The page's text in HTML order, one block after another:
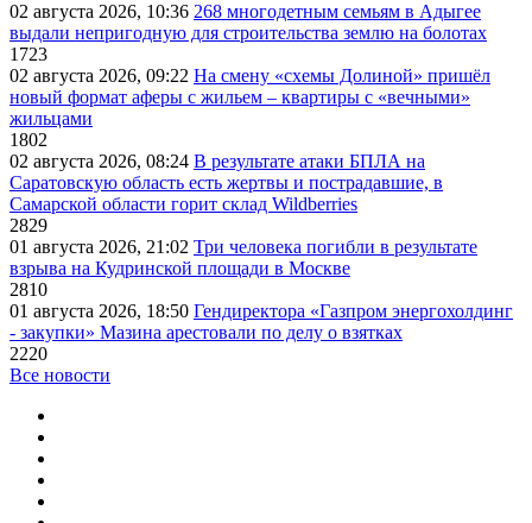
02 августа 2026, 10:36 268 многодетным семьям в Адыгее
выдали непригодную для строительства землю на болотах
1723
02 августа 2026, 09:22 На смену «схемы Долиной» пришёл
новый формат аферы с жильем – квартиры с «вечными»
жильцами
1802
02 августа 2026, 08:24 В результате атаки БПЛА на
Саратовскую область есть жертвы и пострадавшие, в
Самарской области горит склад Wildberries
2829
01 августа 2026, 21:02 Три человека погибли в результате
взрыва на Кудринской площади в Москве
2810
01 августа 2026, 18:50 Гендиректора «Газпром энергохолдинг
- закупки» Мазина арестовали по делу о взятках
2220
Все новости